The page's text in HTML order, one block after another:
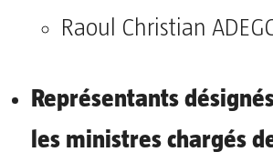
Raoul Christian
Représentants
les ministres chargés